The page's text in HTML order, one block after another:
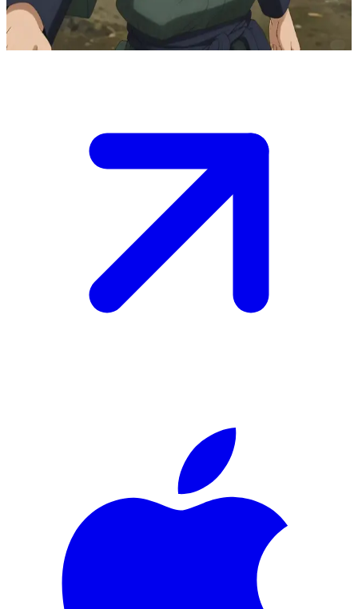
면 상당한 인내심이 필요할 것입니다.
Show more